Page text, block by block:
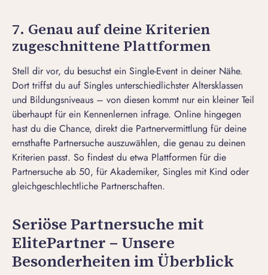
7. Genau auf deine Kriterien
zugeschnittene Plattformen
Stell dir vor, du besuchst ein Single-Event in deiner Nähe.
Dort triffst du auf Singles unterschiedlichster Altersklassen
und Bildungsniveaus – von diesen kommt nur ein kleiner Teil
überhaupt für ein Kennenlernen infrage. Online hingegen
hast du die Chance, direkt die Partnervermittlung für deine
ernsthafte Partnersuche auszuwählen, die genau zu deinen
Kriterien passt. So findest du etwa Plattformen für die
Partnersuche ab 50, für Akademiker, Singles mit Kind oder
gleichgeschlechtliche Partnerschaften.
Seriöse Partnersuche mit
ElitePartner – Unsere
Besonderheiten im Überblick